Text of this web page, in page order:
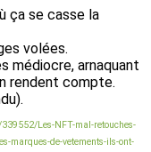
ça se casse la
volées.
médiocre, arnaquant
rendent compte.
Les-NFT-mal-retouches-
marques-de-vetements-ils-ont-